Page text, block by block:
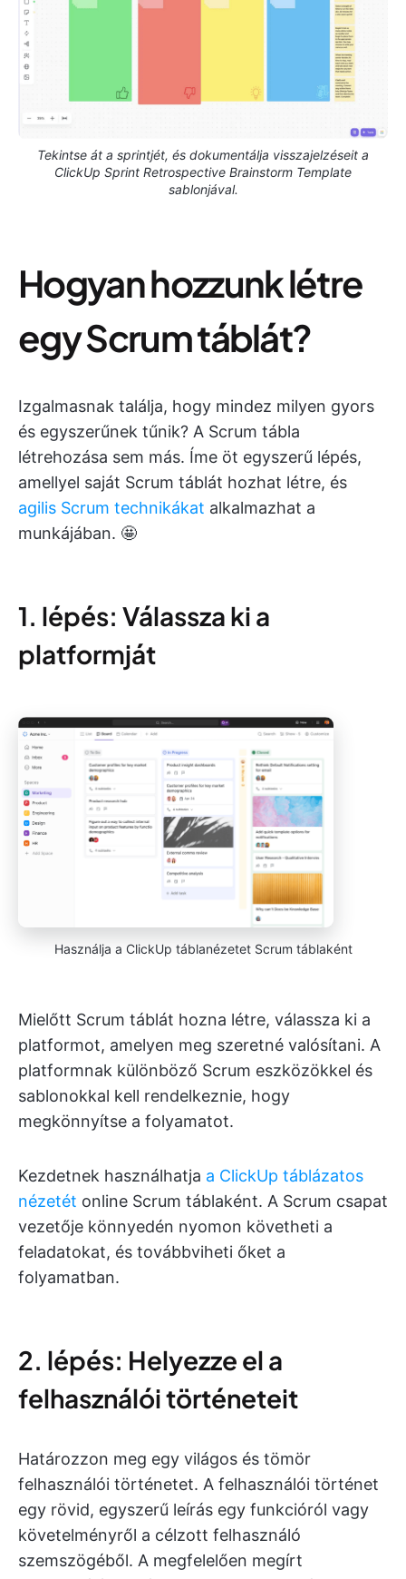
Tekintse át a sprintjét, és dokumentálja visszajelzéseit a
ClickUp Sprint Retrospective Brainstorm Template
sablonjával.
Hogyan hozzunk létre
egy Scrum táblát?
Izgalmasnak találja, hogy mindez milyen gyors
és egyszerűnek tűnik? A Scrum tábla
létrehozása sem más. Íme öt egyszerű lépés,
amellyel saját Scrum táblát hozhat létre, és
agilis Scrum technikákat alkalmazhat a
munkájában. 🤩
1. lépés: Válassza ki a
platformját
Használja a ClickUp táblanézetet Scrum táblaként
Mielőtt Scrum táblát hozna létre, válassza ki a
platformot, amelyen meg szeretné valósítani. A
platformnak különböző Scrum eszközökkel és
sablonokkal kell rendelkeznie, hogy
megkönnyítse a folyamatot.
Kezdetnek használhatja a ClickUp táblázatos
nézetét online Scrum táblaként. A Scrum csapat
vezetője könnyedén nyomon követheti a
feladatokat, és továbbviheti őket a
folyamatban.
2. lépés: Helyezze el a
felhasználói történeteit
Határozzon meg egy világos és tömör
felhasználói történetet. A felhasználói történet
egy rövid, egyszerű leírás egy funkcióról vagy
követelményről a célzott felhasználó
szemszögéből. A megfelelően megírt